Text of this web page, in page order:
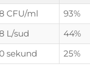
CFU/ml
93%
L/sud
44%
sekund 25%